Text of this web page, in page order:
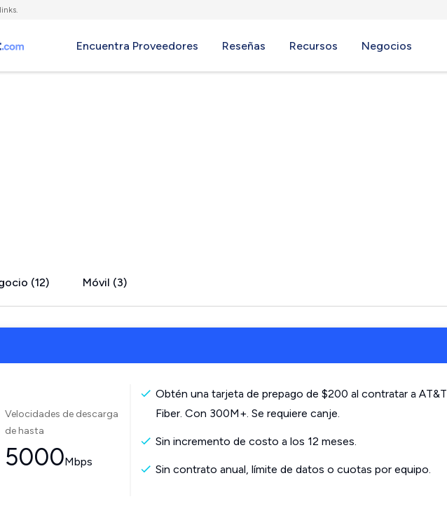
Encuentra Proveedores Reseñas Recursos Negocios
(12) Móvil (3)
Velocidades de descarga
de hasta
5000Mbps
Obtén una tarjeta de prepago de $200 al contratar a AT&T
Fiber. Con 300M+. Se requiere canje.
Sin incremento de costo a los 12 meses.
Sin contrato anual, límite de datos o cuotas por equipo.